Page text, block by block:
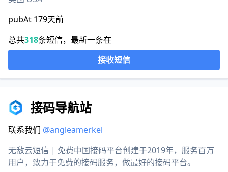
pubAt 179天前
总共318条短信，最新一条在
接收短信
接码导航站
联系我们 @angleamerkel
无敌云短信 | 免费中国接码平台创建于2019年，服务百万
用户，致力于免费的接码服务，做最好的接码平台。